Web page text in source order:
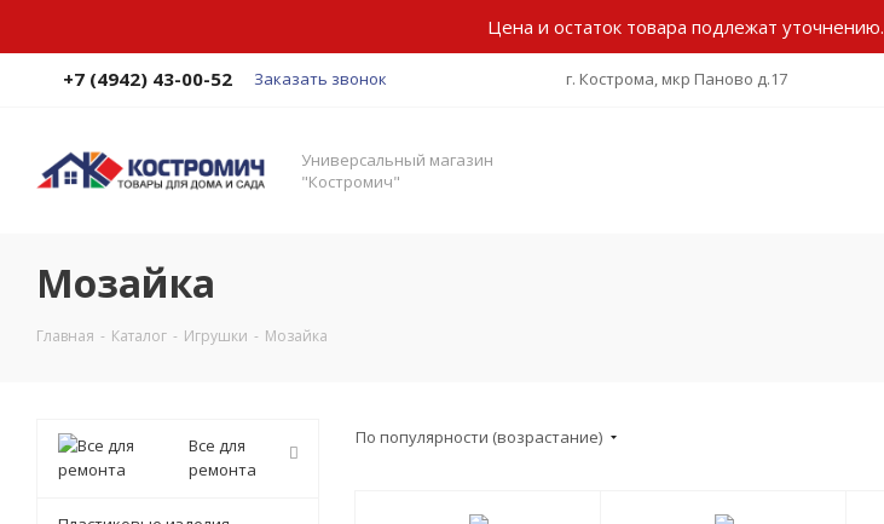
Цена и остаток товара подлежат уточнению.
+7 (4942) 43-00-52 Заказать звонок г. Кострома, мкр Паново д.17
Универсальный магазин
"Костромич"
Мозайка
Главная - Каталог - Игрушки - Мозайка
По популярности (возрастание)
Все для
ремонта